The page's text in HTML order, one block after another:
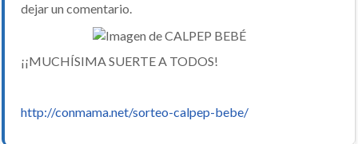
dejar un comentario.
¡¡MUCHÍSIMA SUERTE A TODOS!
http://conmama.net/sorteo-calpep-bebe/